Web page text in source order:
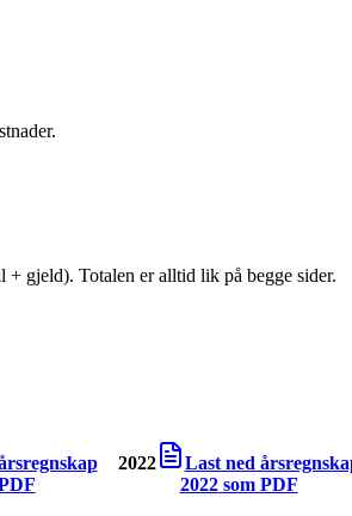
+ gjeld). Totalen er alltid lik på begge sider.
2022
Last ned
2022som PDF